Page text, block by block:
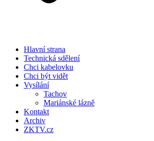
Hlavní strana
Technická sdělení
Chci kabelovku
Chci být vidět
Vysílání
Tachov
Mariánské lázně
Kontakt
Archiv
ZKTV.cz